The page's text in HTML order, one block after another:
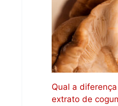
Qual a
extrato de